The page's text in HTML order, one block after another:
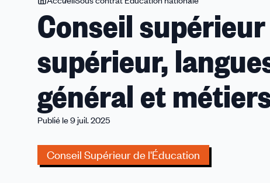
êtes
ici
supérieur
de
supérieur,
langues
régionales,
et
métiers
Conseil supérieur
supérieur,
général et
Publié le 9 juil. 2025
Conseil Supérieur de l'Éducation